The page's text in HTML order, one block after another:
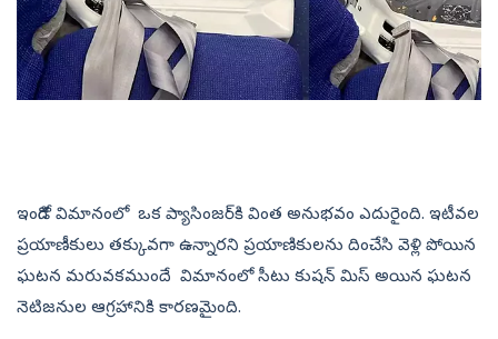
ఇండిగో విమానంలో ఒక ప్యాసింజర్‌కి వింత అనుభవం ఎదురైంది. ఇటీవల
ప్రయాణీకులు తక్కువగా ఉన్నారని ప్రయాణికులను దించేసి వెళ్లి పోయిన
ఘటన మరువకముందే విమానంలో సీటు కుషన్ మిస్‌ అయిన ఘటన
నెటిజనుల ఆగ్రహానికి కారణమైంది.